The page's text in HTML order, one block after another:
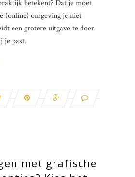
betekent? Dat je moet
(online) omgeving je niet
een grotere uitgave te doen
je past.
met grafische